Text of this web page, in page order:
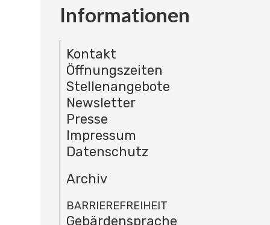
Informationen
Kontakt
Öffnungszeiten
Stellenangebote
Newsletter
Presse
Impressum
Datenschutz
Archiv
BARRIEREFREIHEIT
Gebärdensprache